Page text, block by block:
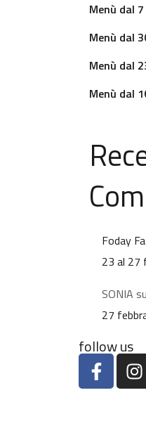
Menù dal
Menù dal
Menù dal
Menù dal
Foday
23 al 27
SONIA su
27
follow us